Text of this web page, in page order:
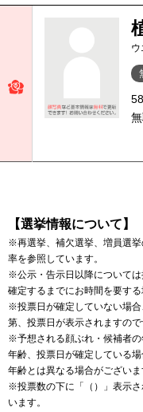
ウ
【選挙情報について】
※再選挙、補欠選挙、増員選
率を参照しています。
※公示・告示日以降について
確定するまでにお時間を要す
※投票日が確定していない場
第、投票日が表示されますので
※予想される顔ぶれ・候補者
年齢、投票日が確定している
年齢とは異なる場合がございま
※投票数の下に「（）」表示
います。